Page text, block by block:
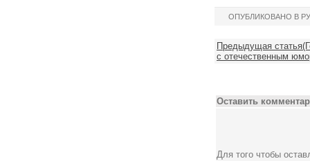
ОПУБЛИКОВАНО В
Предыдущая
с отечественным
Оставить
Для того чтобы